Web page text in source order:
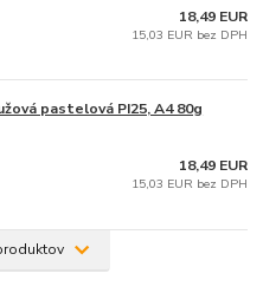
18,49 EUR
15,03 EUR bez DPH
pastelová PI25, A4 80g
18,49 EUR
15,03 EUR bez DPH